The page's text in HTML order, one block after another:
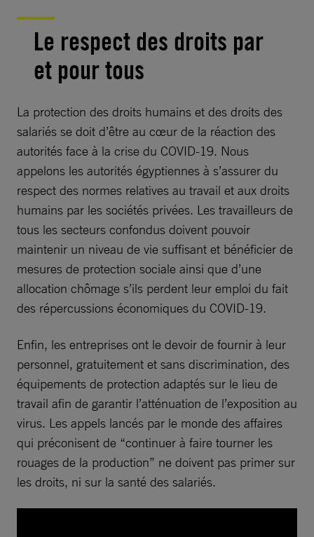
Le respect des droits par
et pour tous
La protection des droits humains et des droits des
salariés se doit d’être au cœur de la réaction des
autorités face à la crise du COVID-19. Nous
appelons les autorités égyptiennes à s’assurer du
respect des normes relatives au travail et aux droits
humains par les sociétés privées. Les travailleurs de
tous les secteurs confondus doivent pouvoir
maintenir un niveau de vie suffisant et bénéficier de
mesures de protection sociale ainsi que d’une
allocation chômage s’ils perdent leur emploi du fait
des répercussions économiques du COVID-19.
Enfin, les entreprises ont le devoir de fournir à leur
personnel, gratuitement et sans discrimination, des
équipements de protection adaptés sur le lieu de
travail afin de garantir l’atténuation de l’exposition au
virus. Les appels lancés par le monde des affaires
qui préconisent de “continuer à faire tourner les
rouages de la production” ne doivent pas primer sur
les droits, ni sur la santé des salariés.